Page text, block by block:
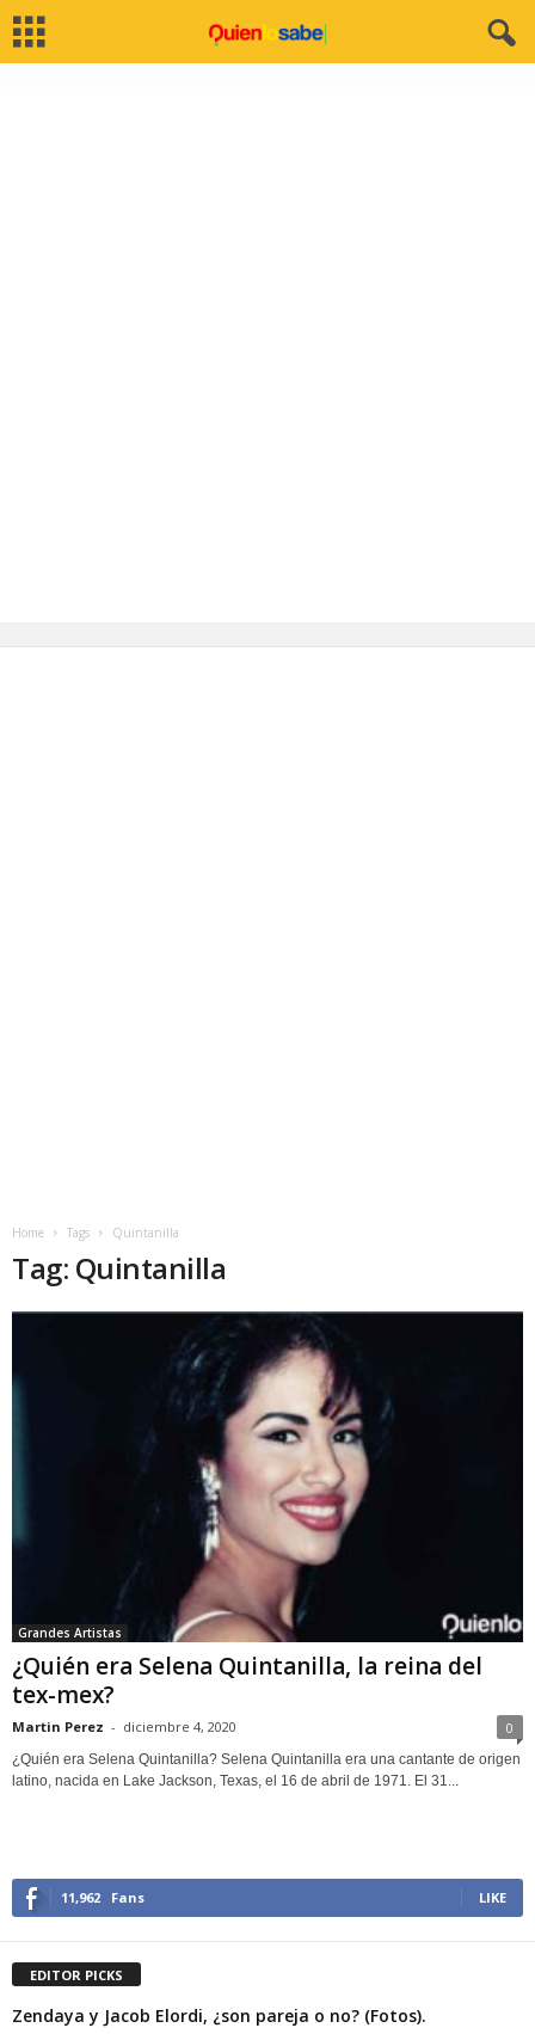
Home Tags Quintanilla
Tag: Quintanilla
Grandes Artistas
¿Quién era Selena Quintanilla, la reina del
tex-mex?
Martin Perez - diciembre 4, 2020 0
¿Quién era Selena Quintanilla? Selena Quintanilla era una cantante de origen
latino, nacida en Lake Jackson, Texas, el 16 de abril de 1971. El 31...
11,962 Fans LIKE
EDITOR PICKS
Zendaya y Jacob Elordi, ¿son pareja o no? (Fotos).